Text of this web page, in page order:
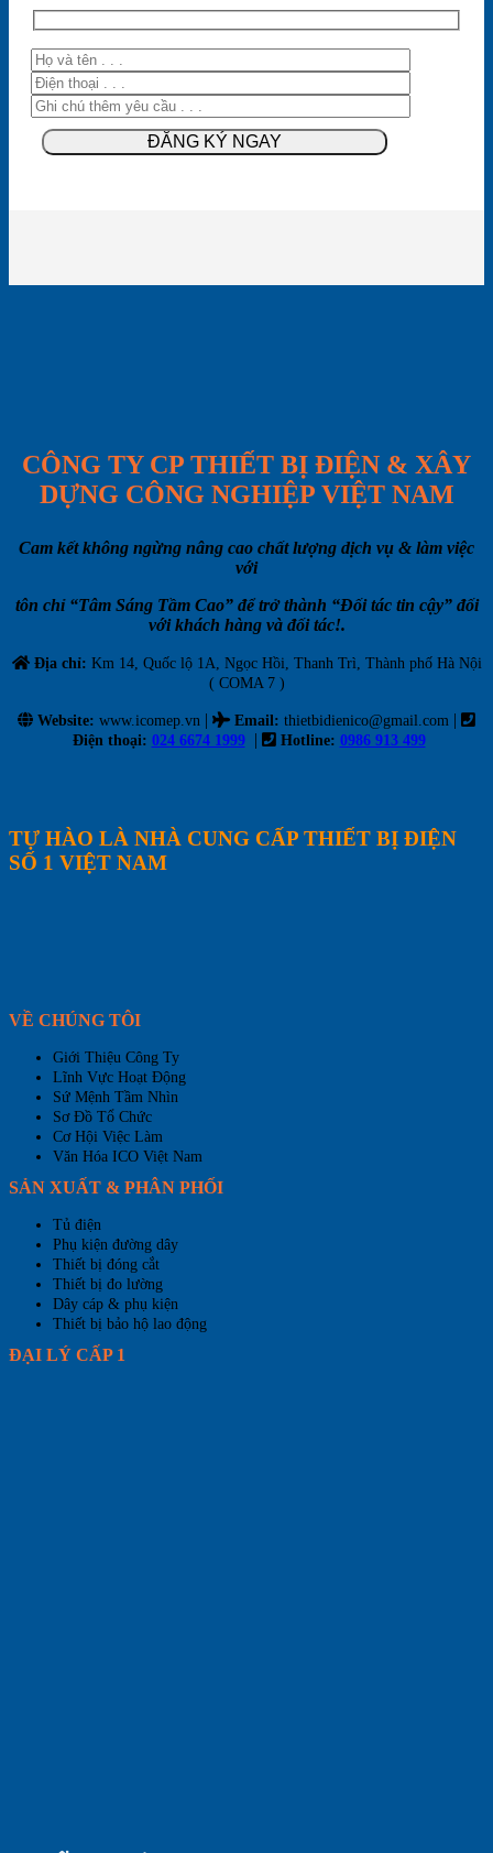
CÔNG TY CP THIẾT BỊ ĐIỆN & XÂY
DỰNG CÔNG NGHIỆP VIỆT NAM
Cam kết không ngừng nâng cao chất lượng dịch vụ & làm việc
với
tôn chỉ “Tâm Sáng Tầm Cao” để trở thành “Đối tác tin cậy” đối
với khách hàng và đối tác!.
Địa chỉ: Km 14, Quốc lộ 1A, Ngọc Hồi, Thanh Trì, Thành phố Hà Nội
( COMA 7 )
Website: www.icomep.vn | Email: thietbidienico@gmail.com |
Điện thoại: 024 6674 1999 | Hotline: 0986 913 499
TỰ HÀO LÀ NHÀ CUNG CẤP THIẾT BỊ ĐIỆN
SỐ 1 VIỆT NAM
VỀ CHÚNG TÔI
Giới Thiệu Công Ty
Lĩnh Vực Hoạt Động
Sứ Mệnh Tầm Nhìn
Sơ Đồ Tổ Chức
Cơ Hội Việc Làm
Văn Hóa ICO Việt Nam
SẢN XUẤT & PHÂN PHỐI
Tủ điện
Phụ kiện đường dây
Thiết bị đóng cắt
Thiết bị đo lường
Dây cáp & phụ kiện
Thiết bị bảo hộ lao động
ĐẠI LÝ CẤP 1